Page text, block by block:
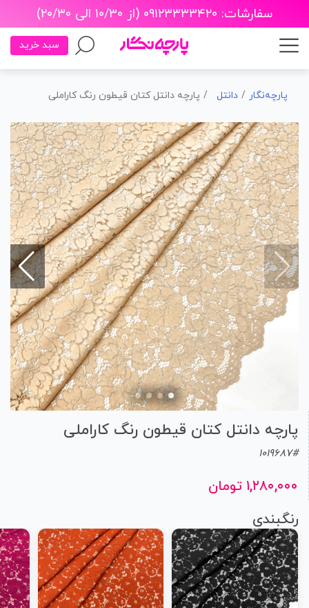
سفارشات: ۰۹۱۲۳۳۳۳۴۲۰ (از ۱۰/۳۰ الی ۲۰/۳۰)
سبد خرید
پارچه‌نگار دانتل پارچه دانتل کتان قیطون رنگ کاراملی
پارچه دانتل کتان قیطون رنگ کاراملی
1019687#
۱,۲۸۰,۰۰۰ تومان
رنگبندی